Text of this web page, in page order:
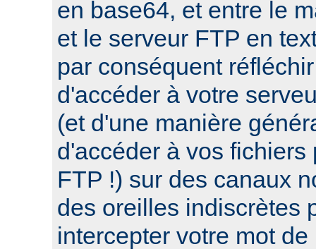
en base64, et entre le
et le serveur FTP en
par conséquent
d'accéder à votre
(et d'une manière
d'accéder à vos fichiers
FTP !) sur des canaux
des oreilles indiscrètes
intercepter votre mot